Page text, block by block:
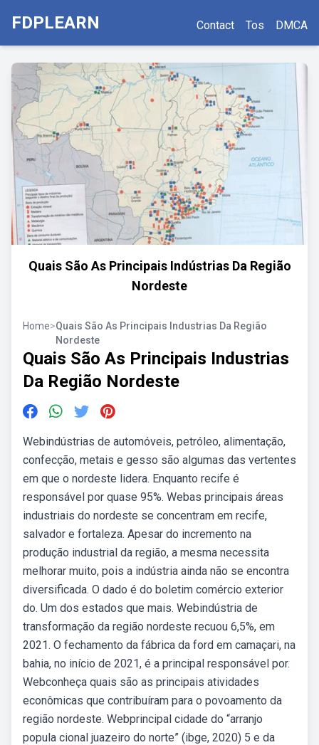
FDPLEARN Contact Tos DMCA
Quais São As Principais Indústrias Da Região
Nordeste
Home>Quais São As Principais Industrias Da Região
Nordeste
Quais São As Principais Industrias
Da Região Nordeste
Webindústrias de automóveis, petróleo, alimentação,
confecção, metais e gesso são algumas das vertentes
em que o nordeste lidera. Enquanto recife é
responsável por quase 95%. Webas principais áreas
industriais do nordeste se concentram em recife,
salvador e fortaleza. Apesar do incremento na
produção industrial da região, a mesma necessita
melhorar muito, pois a indústria ainda não se encontra
diversificada. O dado é do boletim comércio exterior
do. Um dos estados que mais. Webindústria de
transformação da região nordeste recuou 6,5%, em
2021. O fechamento da fábrica da ford em camaçari, na
bahia, no início de 2021, é a principal responsável por.
Webconheça quais são as principais atividades
econômicas que contribuíram para o povoamento da
região nordeste. Webprincipal cidade do “arranjo
popula cional juazeiro do norte” (ibge, 2020) 5 e da